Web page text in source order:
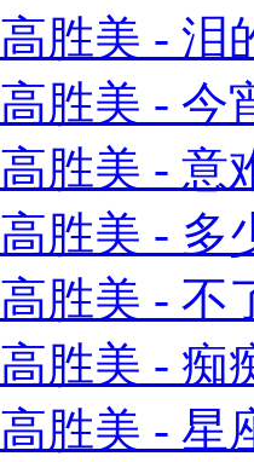
高胜美 - 泪
高胜美 - 今
高胜美 - 意
高胜美 - 多
高胜美 - 不
高胜美 - 痴
高胜美 - 星